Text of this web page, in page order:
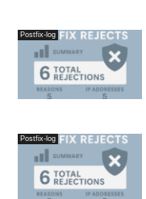
Postfix-log
Postfix-log